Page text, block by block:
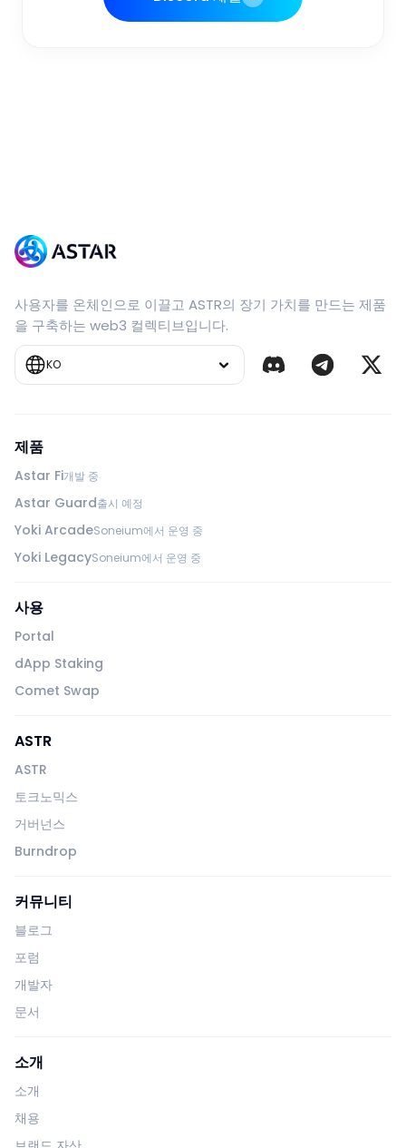
사용자를 온체인으로 이끌고 ASTR의 장기 가치를 만드는 제품
을 구축하는 web3 컬렉티브입니다.
KO
제품
Astar Fi개발 중
Astar Guard출시 예정
Yoki ArcadeSoneium에서 운영 중
Yoki LegacySoneium에서 운영 중
사용
Portal
dApp Staking
Comet Swap
ASTR
ASTR
토크노믹스
거버넌스
Burndrop
커뮤니티
블로그
포럼
개발자
문서
소개
소개
채용